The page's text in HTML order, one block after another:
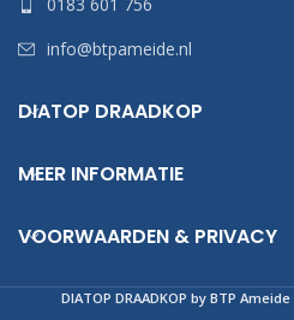
info@btpameide.nl
DIATOP DRAADKOP
MEER INFORMATIE
VOORWAARDEN & PRIVACY
DIATOP DRAADKOP by BTP Ameide